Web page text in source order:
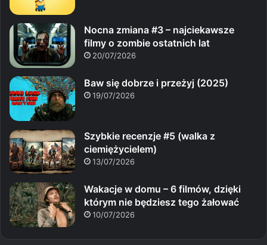
Nocna zmiana #3 – najciekawsze
filmy o zombie ostatnich lat
20/07/2026
Baw się dobrze i przeżyj (2025)
19/07/2026
Szybkie recenzje #5 (walka z
ciemiężycielem)
13/07/2026
Wakacje w domu – 6 filmów, dzięki
którym nie będziesz tego żałować
10/07/2026